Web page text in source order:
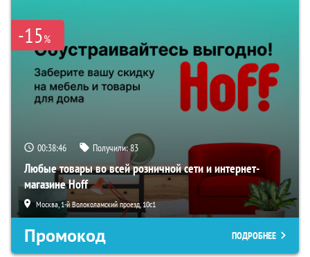
-15%
00:38:45 Получили:83
Любые товары во всей розничной сети и интернет-
магазине Hoff
Москва, 1-й Волоколамский проезд, 10с1
Промокод ПОДРОБНЕЕ